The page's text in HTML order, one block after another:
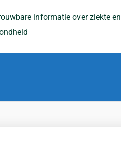
informatie over ziekte en